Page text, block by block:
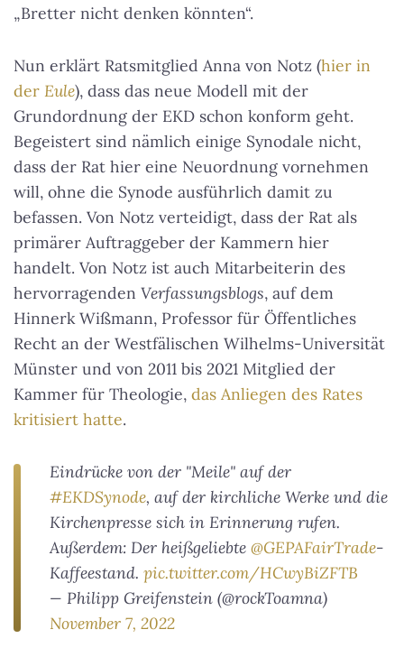
„Bretter nicht denken könnten“.
Nun erklärt Ratsmitglied Anna von Notz (hier in
der Eule), dass das neue Modell mit der
Grundordnung der EKD schon konform geht.
Begeistert sind nämlich einige Synodale nicht,
dass der Rat hier eine Neuordnung vornehmen
will, ohne die Synode ausführlich damit zu
befassen. Von Notz verteidigt, dass der Rat als
primärer Auftraggeber der Kammern hier
handelt. Von Notz ist auch Mitarbeiterin des
hervorragenden Verfassungsblogs, auf dem
Hinnerk Wißmann, Professor für Öffentliches
Recht an der Westfälischen Wilhelms-Universität
Münster und von 2011 bis 2021 Mitglied der
Kammer für Theologie, das Anliegen des Rates
kritisiert hatte.
Eindrücke von der "Meile" auf der
#EKDSynode, auf der kirchliche Werke und die
Kirchenpresse sich in Erinnerung rufen.
Außerdem: Der heißgeliebte @GEPAFairTrade-
Kaffeestand. pic.twitter.com/HCwyBiZFTB
— Philipp Greifenstein (@rockToamna)
November 7, 2022